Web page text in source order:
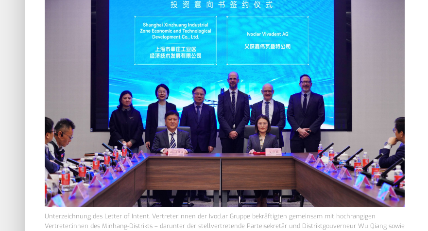
Unterzeichnung des Letter of Intent. Vertreter:innen der Ivoclar Gruppe bekräftigten gemeinsam mit hochrangigen
Vertreter:innen des Minhang-Distrikts – darunter der stellvertretende Parteisekretär und Distriktgouverneur Wu Qiang sowie